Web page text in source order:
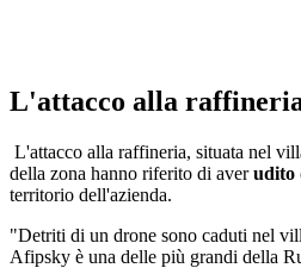
L'attacco alla
L'attacco alla raffineria, situata nel
della zona hanno riferito di averudito
territorio dell'azienda.
"Detriti di un drone sono caduti nel
Afipsky è una delle più grandi della